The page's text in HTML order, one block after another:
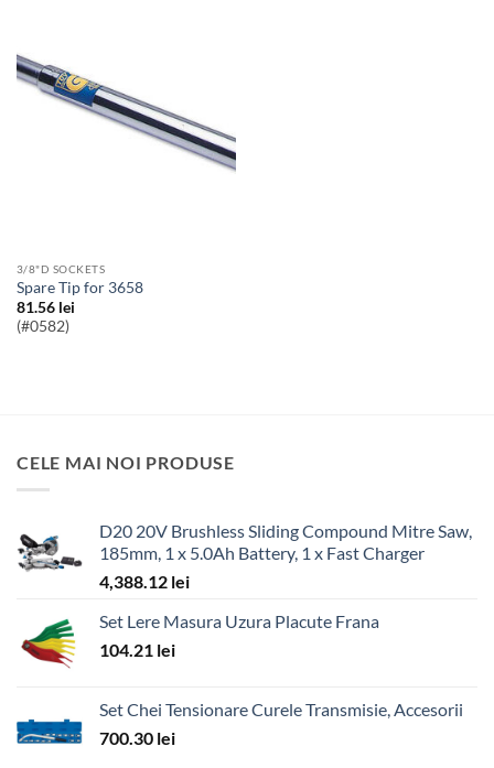
3/8"D SOCKETS
Spare Tip for 3658
81.56 lei
(#0582)
CELE MAI NOI PRODUSE
D20 20V Brushless Sliding Compound Mitre Saw,
185mm, 1 x 5.0Ah Battery, 1 x Fast Charger
4,388.12 lei
Set Lere Masura Uzura Placute Frana
104.21 lei
Set Chei Tensionare Curele Transmisie, Accesorii
700.30 lei